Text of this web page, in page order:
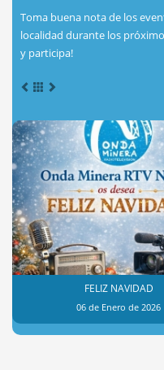
Toma buena nota de los
localidad durante los
y participa!
FELIZ NAVIDAD
06 de Enero de 2026